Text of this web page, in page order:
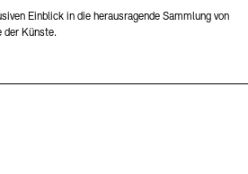
Einblick in die herausragende Sammlung von
der Künste.